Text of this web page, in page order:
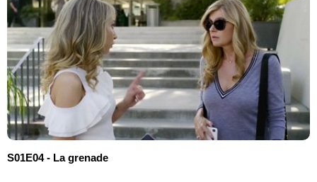
S01E04 - La grenade